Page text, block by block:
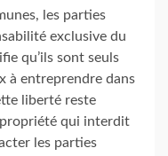
les parties
exclusive du
qu’ils sont seuls
à entreprendre dans
liberté reste
qui interdit
les parties